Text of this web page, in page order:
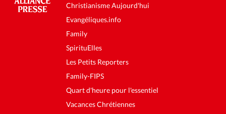
Christianisme Aujourd'hui
Evangéliques.info
Family
SpirituElles
Les Petits Reporters
Family-FIPS
Quart d'heure pour l'essentiel
Vacances Chrétiennes